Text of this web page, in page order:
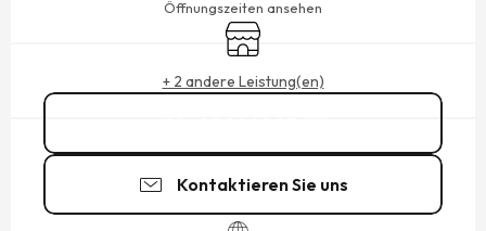
Öffnungszeiten ansehen
Shop
+ 2 andere Leistung(en)
Kontaktieren Sie uns